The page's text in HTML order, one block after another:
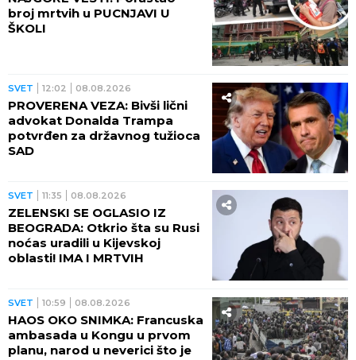
broj mrtvih u PUCNJAVI U
ŠKOLI
SVET 12:02 08.08.2026
PROVERENA VEZA: Bivši lični
advokat Donalda Trampa
potvrđen za državnog tužioca
SAD
SVET 11:35 08.08.2026
ZELENSKI SE OGLASIO IZ
BEOGRADA: Otkrio šta su Rusi
noćas uradili u Kijevskoj
oblasti! IMA I MRTVIH
SVET 10:59 08.08.2026
HAOS OKO SNIMKA: Francuska
ambasada u Kongu u prvom
planu, narod u neverici što je